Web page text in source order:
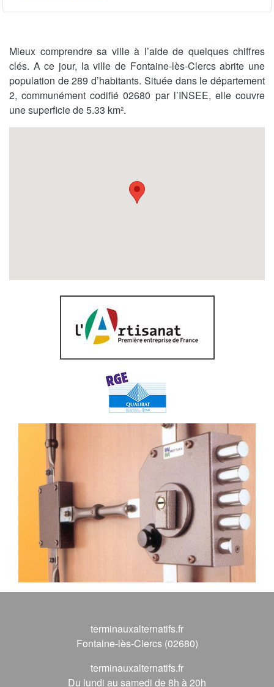
Mieux comprendre sa ville à l’aide de quelques chiffres
clés. A ce jour, la ville de Fontaine-lès-Clercs abrite une
population de 289 d’habitants. Située dans le département
2, communément codifié 02680 par l’INSEE, elle couvre
une superficie de 5.33 km².
terminauxalternatifs.fr
Fontaine-lès-Clercs (02680)
terminauxalternatifs.fr
Du lundi au samedi de 8h à 20h